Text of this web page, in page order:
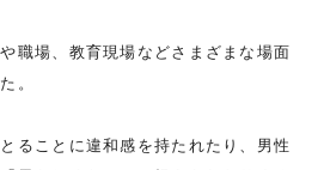
職場、教育現場などさまざまな場面
。
ることに違和感を持たれたり、男性